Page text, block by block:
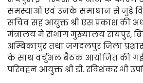
समस्याओं एवं उनके समाधान से जुड़े
सचिव सह आयुक्त श्री एस.प्रकाश की
मंत्रालय में संभाग मुख्यालय रायपुर,
अम्बिकापुर तथा जगदलपुर जिला
के साथ वर्चुअल बैठक आयोजित की
परिवहन आयुक्त श्री डी. रविशंकर भी